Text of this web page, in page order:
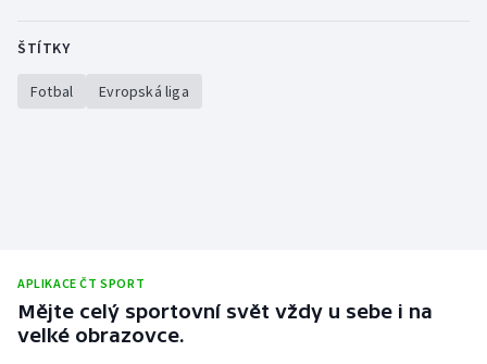
ŠTÍTKY
Fotbal Evropská liga
APLIKACE ČT SPORT
Mějte celý sportovní svět vždy u sebe i na
velké obrazovce.